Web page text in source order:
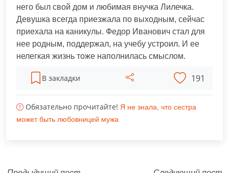
него был свой дом и любимая внучка Лилечка.
Девушка всегда приезжала по выходным, сейчас
приехала на каникулы. Федор Иванович стал для
нее родным, поддержал, на учебу устроил. И ее
нелегкая жизнь тоже наполнилась смыслом.
В закладки 191
Обязательно прочитайте! Я не знала, что сестра
может быть любовницей мужа